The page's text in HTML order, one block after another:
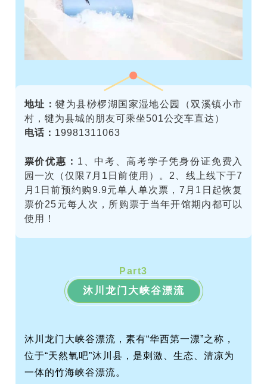
地址：犍为县桫椤湖国家湿地公园（双溪镇小市
村，犍为县城的朋友可乘坐501公交车直达）
电话： 19981311063
票价优惠： 1、 中考、高考学子凭身份证免费入
园一次（仅限7月1日前使用）。2、 线上线下于7
月1日前预约购9.9元单人单次票，7月1日起恢复
票价25元每人次，所购票于当年开馆期内都可以
使用！
Part3
沐川龙门大峡谷漂流
沐川龙门大峡谷漂流，素有“华西第一漂”之称，
位于“天然氧吧”沐川县，是刺激、生态、清凉为
一体的竹海峡谷漂流。